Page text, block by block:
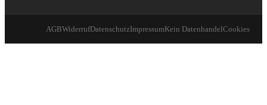
AGBWiderrufDatenschutzImpressumKein DatenhandelCookies